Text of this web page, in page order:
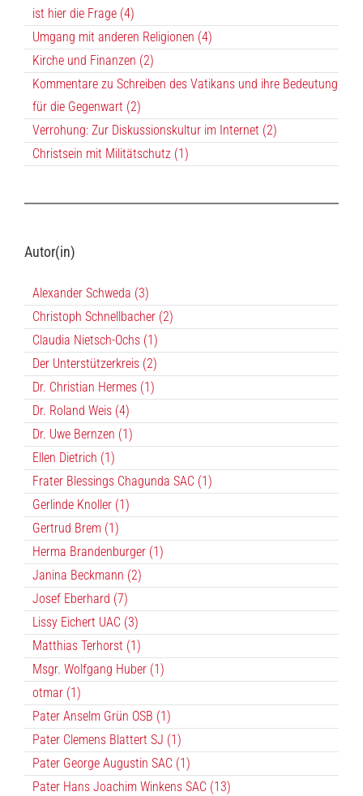
ist hier die Frage (4)
Umgang mit anderen Religionen (4)
Kirche und Finanzen (2)
Kommentare zu Schreiben des Vatikans und ihre Bedeutung
für die Gegenwart (2)
Verrohung: Zur Diskussionskultur im Internet (2)
Christsein mit Militätschutz (1)
Autor(in)
Alexander Schweda (3)
Christoph Schnellbacher (2)
Claudia Nietsch-Ochs (1)
Der Unterstützerkreis (2)
Dr. Christian Hermes (1)
Dr. Roland Weis (4)
Dr. Uwe Bernzen (1)
Ellen Dietrich (1)
Frater Blessings Chagunda SAC (1)
Gerlinde Knoller (1)
Gertrud Brem (1)
Herma Brandenburger (1)
Janina Beckmann (2)
Josef Eberhard (7)
Lissy Eichert UAC (3)
Matthias Terhorst (1)
Msgr. Wolfgang Huber (1)
otmar (1)
Pater Anselm Grün OSB (1)
Pater Clemens Blattert SJ (1)
Pater George Augustin SAC (1)
Pater Hans Joachim Winkens SAC (13)